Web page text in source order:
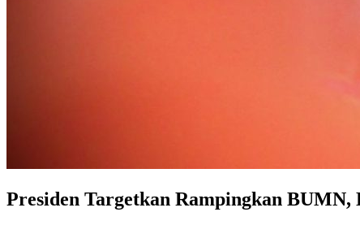
Presiden Targetkan Rampingkan